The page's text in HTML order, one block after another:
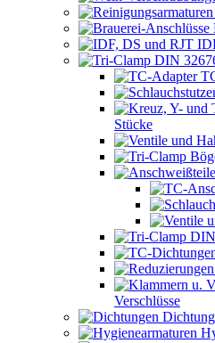
Stücke
Verschlüsse